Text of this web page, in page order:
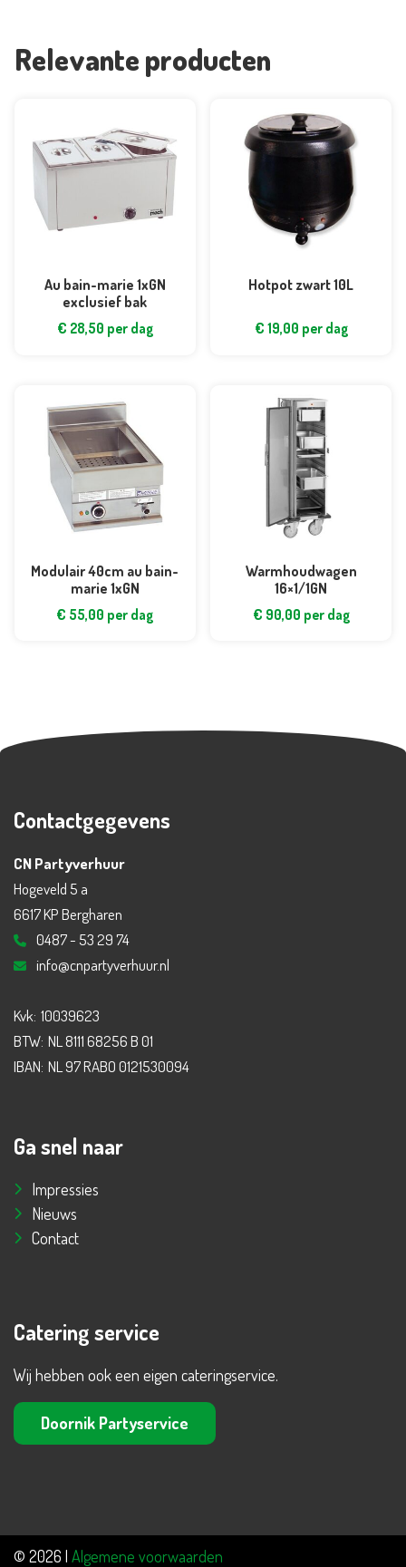
Relevante producten
Au bain-marie 1xGN
exclusief bak
€ 28,50 per dag
Hotpot zwart 10L
€ 19,00 per dag
Modulair 40cm au bain-
marie 1xGN
€ 55,00 per dag
Warmhoudwagen
16×1/1GN
€ 90,00 per dag
Contactgegevens
CN Partyverhuur
Hogeveld 5 a
6617 KP Bergharen
0487 - 53 29 74
info@cnpartyverhuur.nl
Kvk: 10039623
BTW: NL 8111 68256 B 01
IBAN: NL 97 RABO 0121530094
Ga snel naar
Impressies
Nieuws
Contact
Catering service
Wij hebben ook een eigen cateringservice.
Doornik Partyservice
© 2026 | Algemene voorwaarden